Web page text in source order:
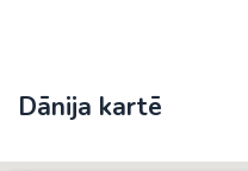
Dānija kartē